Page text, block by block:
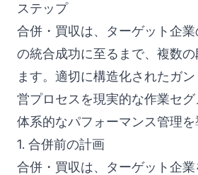
ステップ
合併・買収は、ターゲット企
の統合成功に至るまで、複数
ます。適切に構造化されたガ
営プロセスを現実的な作業セグ
体系的なパフォーマンス管理を
1. 合併前の計画
合併・買収は、ターゲット企